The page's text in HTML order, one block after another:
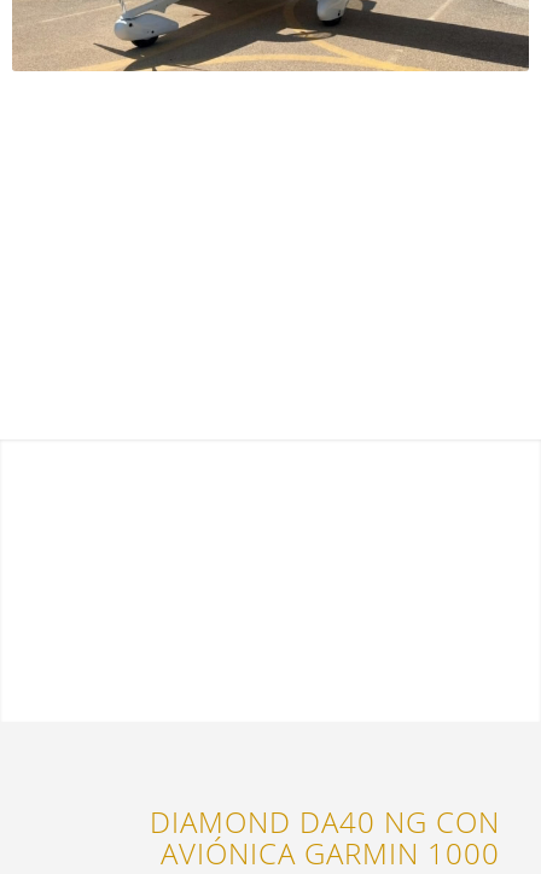
DIAMOND DA40 NG CON
AVIÓNICA GARMIN 1000